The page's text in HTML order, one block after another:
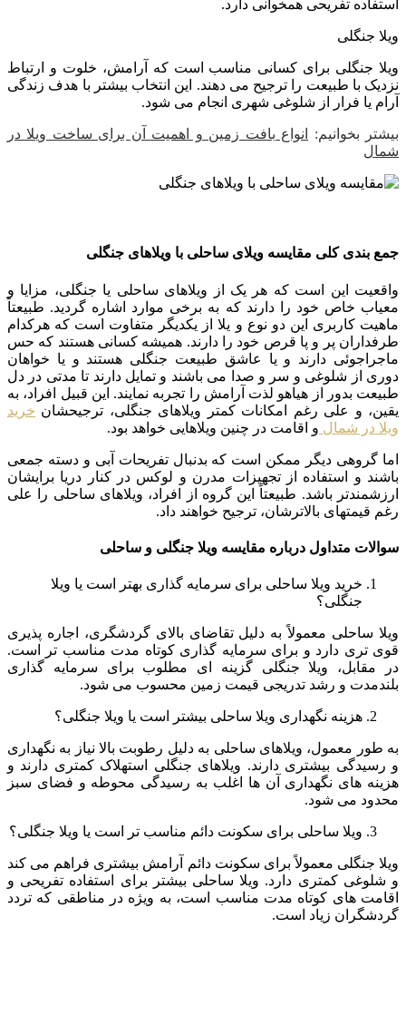
استفاده تفریحی همخوانی دارد.
ویلا جنگلی
ویلا جنگلی برای کسانی مناسب است که آرامش، خلوت و ارتباط
نزدیک با طبیعت را ترجیح می دهند. این انتخاب بیشتر با هدف زندگی
آرام یا فرار از شلوغی شهری انجام می شود.
بیشتر بخوانیم:
انواع بافت زمین و اهمیت آن برای ساخت ویلا در
شمال
جمع بندی کلی مقایسه ویلای ساحلی با ویلاهای جنگلی
واقعیت این است که هر یک از ویلاهای ساحلی یا جنگلی، مزایا و
معیاب خاص خود را دارند که به برخی موارد اشاره گردید. طبیعتاً
ماهیت کاربری این دو نوع و یلا از یکدیگر متفاوت است که هرکدام
طرفداران پر و پا قرص خود را دارند. همیشه کسانی هستند که حس
ماجراجوئی دارند و یا عاشق طبیعت جنگلی هستند و یا خواهان
دوری از شلوغی و سر و صدا می باشند و تمایل دارند تا مدتی در دل
طبیعت بدور از هیاهو لذت آرامش را تجربه نمایند. این قبیل افراد، به
یقین، و علی رغم امکانات کمتر ویلاهای جنگلی، ترجیحشان خرید
ویلا در شمال و اقامت در چنین ویلاهایی خواهد بود.
اما گروهی دیگر ممکن است که بدنبال تفریحات آبی و دسته جمعی
باشند و استفاده از تجهیزات مدرن و لوکس در کنار دریا برایشان
ارزشمندتر باشد. طبیعتاً این گروه از افراد، ویلاهای ساحلی را علی
رغم قیمتهای بالاترشان، ترجیح خواهند داد.
سوالات متداول درباره مقایسه ویلا جنگلی و ساحلی
خرید ویلا ساحلی برای سرمایه گذاری بهتر است یا ویلا
جنگلی؟
ویلا ساحلی معمولاً به دلیل تقاضای بالای گردشگری، اجاره پذیری
قوی تری دارد و برای سرمایه گذاری کوتاه مدت مناسب تر است.
در مقابل، ویلا جنگلی گزینه ای مطلوب برای سرمایه گذاری
بلندمدت و رشد تدریجی قیمت زمین محسوب می شود.
هزینه نگهداری ویلا ساحلی بیشتر است یا ویلا جنگلی؟
به طور معمول، ویلاهای ساحلی به دلیل رطوبت بالا نیاز به نگهداری
و رسیدگی بیشتری دارند. ویلاهای جنگلی استهلاک کمتری دارند و
هزینه های نگهداری آن ها اغلب به رسیدگی محوطه و فضای سبز
محدود می شود.
ویلا ساحلی برای سکونت دائم مناسب تر است یا ویلا جنگلی؟
ویلا جنگلی معمولاً برای سکونت دائم آرامش بیشتری فراهم می کند
و شلوغی کمتری دارد. ویلا ساحلی بیشتر برای استفاده تفریحی و
اقامت های کوتاه مدت مناسب است، به ویژه در مناطقی که تردد
گردشگران زیاد است.